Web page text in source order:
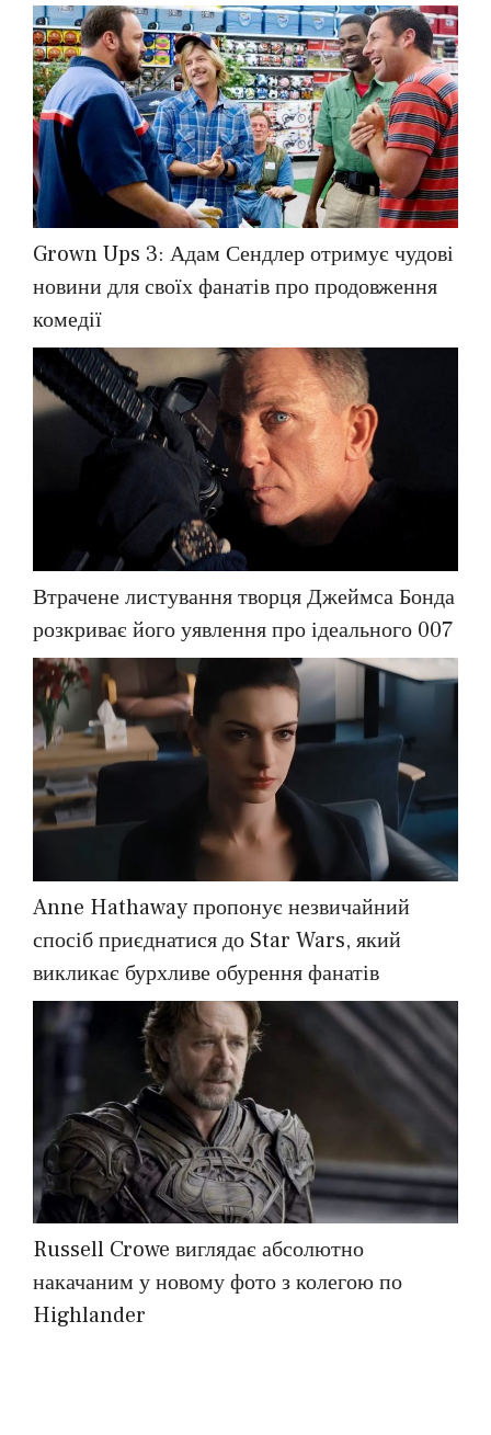
Grown Ups 3: Адам Сендлер отримує чудові
новини для своїх фанатів про продовження
комедії
Втрачене листування творця Джеймса Бонда
розкриває його уявлення про ідеального 007
Anne Hathaway пропонує незвичайний
спосіб приєднатися до Star Wars, який
викликає бурхливе обурення фанатів
Russell Crowe виглядає абсолютно
накачаним у новому фото з колегою по
Highlander